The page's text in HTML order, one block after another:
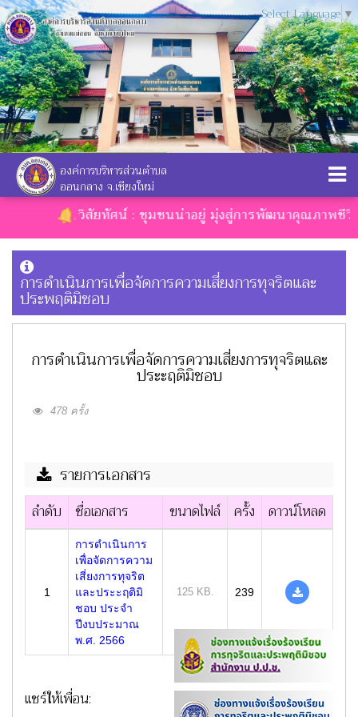
Select Language ▼
องค์การบริหารส่วนตำบล
ออนกลาง จ.เชียงใหม่
วิสัยทัศน์ : ชุมชนน่าอยู่ มุ่งสู่การพัฒนาคุณภาพชีวิต
การดำเนินการเพื่อจัดการความเสี่ยงการทุจริตและ
ประพฤติมิชอบ
การดำเนินการเพื่อจัดการความเสี่ยงการทุจริตและ
ประะฤติมิชอบ
478 ครั้ง
รายการเอกสาร
ลำดับ ชื่อเอกสาร ขนาดไฟล์ ครั้ง ดาวน์โหลด
1
การดำเนินการ
เพื่อจัดการความ
เสี่ยงการทุจริต
และประะฤติมิ
ชอบ ประจำ
ปีงบประมาณ
พ.ศ. 2566
125 KB. 239
แชร์ให้เพื่อน: